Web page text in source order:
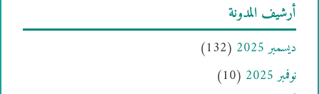
أرشيف المدونة
ديسمبر 2025
(132)
نوفمبر 2025
(10)